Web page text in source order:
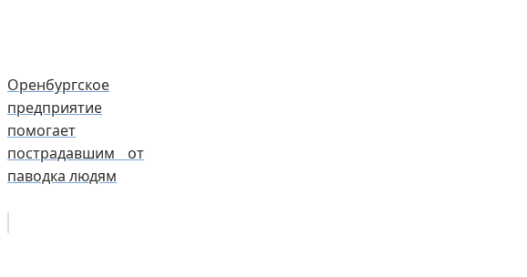
Оренбургское
предприятие
помогает
пострадавшим от
паводка людям